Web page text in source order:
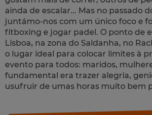
ainda de escalar... Mas no passado
juntámo-nos com um único foco e
fitboxing e jogar padel. O ponto de
Lisboa, na zona do Saldanha, no
o lugar ideal para colocar limites à
evento para todos: maridos,
fundamental era trazer alegria,
usufruir de umas horas muito bem